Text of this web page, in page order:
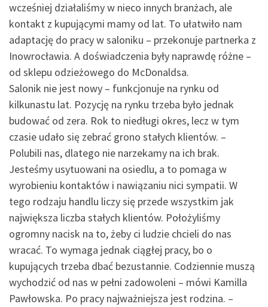
wcześniej działaliśmy w nieco innych branżach, ale
kontakt z kupującymi mamy od lat. To ułatwiło nam
adaptację do pracy w saloniku – przekonuje partnerka z
Inowrocławia. A doświadczenia były naprawdę różne –
od sklepu odzieżowego do McDonaldsa.
Salonik nie jest nowy – funkcjonuje na rynku od
kilkunastu lat. Pozycję na rynku trzeba było jednak
budować od zera. Rok to niedługi okres, lecz w tym
czasie udało się zebrać grono stałych klientów. –
Polubili nas, dlatego nie narzekamy na ich brak.
Jesteśmy usytuowani na osiedlu, a to pomaga w
wyrobieniu kontaktów i nawiązaniu nici sympatii. W
tego rodzaju handlu liczy się przede wszystkim jak
największa liczba stałych klientów. Położyliśmy
ogromny nacisk na to, żeby ci ludzie chcieli do nas
wracać. To wymaga jednak ciągłej pracy, bo o
kupujących trzeba dbać bezustannie. Codziennie muszą
wychodzić od nas w pełni zadowoleni – mówi Kamilla
Pawłowska. Po pracy najważniejsza jest rodzina. –